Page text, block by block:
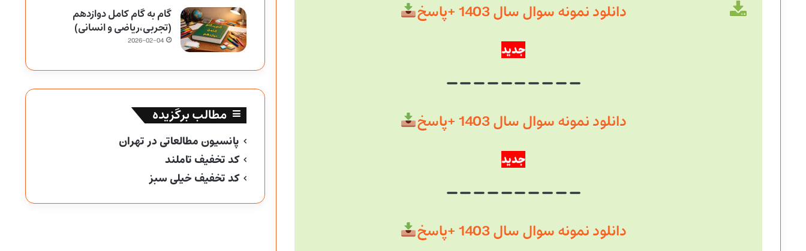
دانلود نمونه سوال سال 1403 +پاسخ
جدید
دانلود نمونه سوال سال 1403 +پاسخ
جدید
دانلود نمونه سوال سال 1403 +پاسخ
گام به گام کامل دوازدهم
(تجربی،ریاضی و انسانی)
2026-02-04
مطالب برگزیده
پانسیون مطالعاتی در تهران
کد تخفیف تاملند
کد تخفیف خیلی سبز